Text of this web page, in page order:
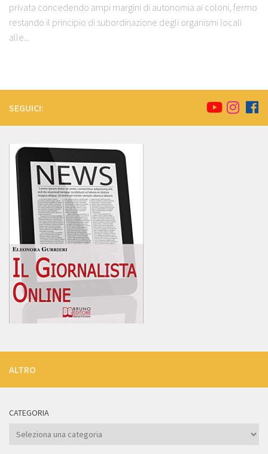
privata concedendo ampi margini di autonomia ai coloni, fermo
restando il principio di subordinazione degli organismi locali
alle...
SEGUICI:
ALTRO
CATEGORIA
Categoria